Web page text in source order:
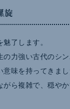
旋
了します。
の力強い古代のシ
味を持ってきまし
がら複雑で、穏や